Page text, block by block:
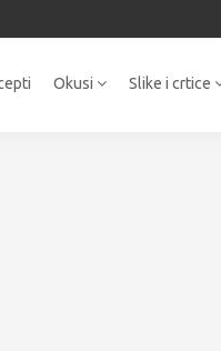
Okusi Slike i crtice